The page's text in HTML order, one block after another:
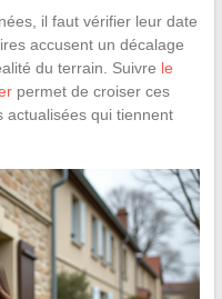
il faut vérifier leur date
accusent un décalage
du terrain. Suivre le
permet de croiser ces
actualisées qui tiennent